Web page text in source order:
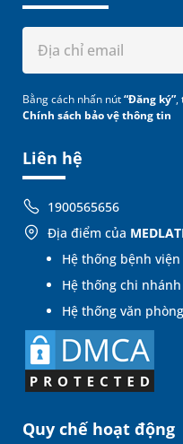
Liên hệ
1900565656
Địa điểm của
Hệ thống bệnh
Hệ thống chi
Hệ thống văn phòng
Quy chế hoạt động
Bằng cách nhấn nút“Đăng ký”,
Chính sách bảo vệ thông tin